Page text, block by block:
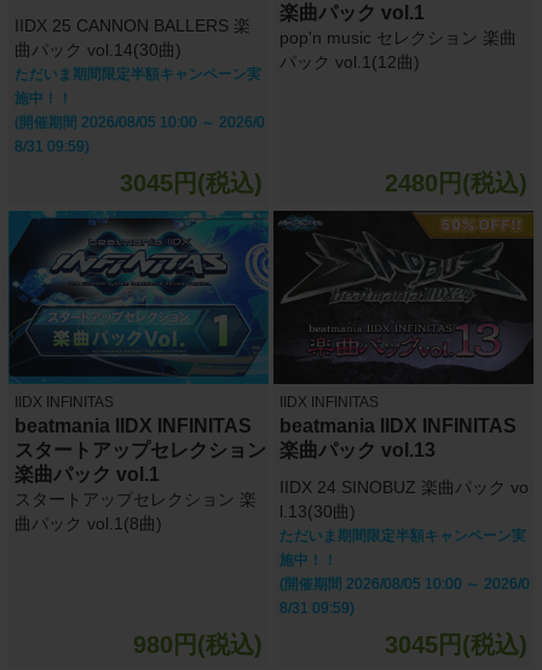
IIDX 25 CANNON BALLERS 楽
曲パック vol.14(30曲)
ただいま期間限定半額キャンペーン実
施中！！
(開催期間 2026/08/05 10:00 ～ 2026/0
8/31 09:59)
3045円(税込)
楽曲パック vol.1
pop'n music セレクション 楽曲
パック vol.1(12曲)
2480円(税込)
IIDX INFINITAS
beatmania IIDX INFINITAS
スタートアップセレクション
楽曲パック vol.1
スタートアップセレクション 楽
曲パック vol.1(8曲)
980円(税込)
IIDX INFINITAS
beatmania IIDX INFINITAS
楽曲パック vol.13
IIDX 24 SINOBUZ 楽曲パック vo
l.13(30曲)
ただいま期間限定半額キャンペーン実
施中！！
(開催期間 2026/08/05 10:00 ～ 2026/0
8/31 09:59)
3045円(税込)